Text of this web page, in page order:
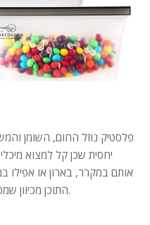
פלסטיק נוזל החום, השומן
יחסית שכן קל למצוא
אותם במקרר, בארון או אפילו
התוכן מכיוון שמספר מזונות מתרחבים כשהם קופאים.